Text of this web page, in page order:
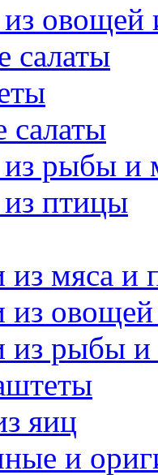
овощей
салаты
рыбы и
птицы
из мяса и
из
из рыбы
яиц
и